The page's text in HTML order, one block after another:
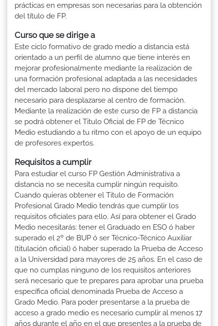
prácticas en empresas son necesarias para la obtención
del título de FP.
Curso que se dirige a
Este ciclo formativo de grado medio a distancia está
orientado a un perfil de alumno que tiene interés en
mejorar profesionalmente mediante la realización de
una formación profesional adaptada a las necesidades
del mercado laboral pero no dispone del tiempo
necesario para desplazarse al centro de formación.
Mediante la realización de este curso de FP a distancia
se podrá obtener el Titulo Oficial de FP de Técnico
Medio estudiando a tu ritmo con el apoyo de un equipo
de profesores expertos.
Requisitos a cumplir
Para estudiar el curso FP Gestión Administrativa a
distancia no se necesita cumplir ningún requisito.
Cuando quieras obtener el Titulo de Formación
Profesional Grado Medio tendrás que cumplir los
requisitos oficiales para ello. Así para obtener el Grado
Medio necesitarás: tener el Graduado en ESO ó haber
superado el 2º de BUP ó ser Técnico-Técnico Auxiliar
(titulación oficial) ó haber superado la Prueba de Acceso
a la Universidad para mayores de 25 años. En el caso de
que no cumplas ninguno de los requisitos anteriores
será necesario que te prepares para aprobar una prueba
específica oficial denominada Prueba de Acceso a
Grado Medio. Para poder presentarse a la prueba de
acceso a grado medio es necesario cumplir al menos 17
años durante el año en el que presentes a la prueba de